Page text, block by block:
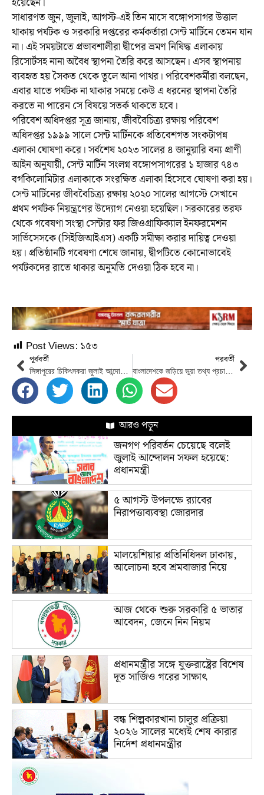
সাধারণত জুন, জুলাই, আগস্ট-এই তিন মাসে বঙ্গোপসাগর উত্তাল
থাকায় পর্যটক ও সরকারি দপ্তরের কর্মকর্তারা সেন্ট মার্টিনে তেমন যান
না। এই সময়টাতে প্রভাবশালীরা দ্বীপের ভ্রমণ নিষিদ্ধ এলাকায়
রিসোর্টসহ নানা অবৈধ স্থাপনা তৈরি করে আসছেন। এসব স্থাপনায়
ব্যবহৃত হয় সৈকত থেকে তুলে আনা পাথর। পরিবেশকর্মীরা বলছেন,
এবার যাতে পর্যটক না থাকার সময়ে কেউ এ ধরনের স্থাপনা তৈরি
করতে না পারেন সে বিষয়ে সতর্ক থাকতে হবে।
পরিবেশ অধিদপ্তর সূত্র জানায়, জীববৈচিত্র্য রক্ষায় পরিবেশ
অধিদপ্তর ১৯৯৯ সালে সেন্ট মার্টিনকে প্রতিবেশগত সংকটাপন্ন
এলাকা ঘোষণা করে। সর্বশেষ ২০২৩ সালের ৪ জানুয়ারি বন্য প্রাণী
আইন অনুযায়ী, সেন্ট মার্টিন সংলগ্ন বঙ্গোপসাগরের ১ হাজার ৭৪৩
বর্গকিলোমিটার এলাকাকে সংরক্ষিত এলাকা হিসেবে ঘোষণা করা হয়।
সেন্ট মার্টিনের জীববৈচিত্র্য রক্ষায় ২০২০ সালের আগস্টে সেখানে
প্রথম পর্যটক নিয়ন্ত্রণের উদ্যোগ নেওয়া হয়েছিল। সরকারের তরফ
থেকে গবেষণা সংস্থা সেন্টার ফর জিওগ্রাফিক্যাল ইনফরমেশন
সার্ভিসেসকে (সিইজিআইএস) একটি সমীক্ষা করার দায়িত্ব দেওয়া
হয়। প্রতিষ্ঠানটি গবেষণা শেষে জানায়, দ্বীপটিতে কোনোভাবেই
পর্যটকদের রাতে থাকার অনুমতি দেওয়া ঠিক হবে না।
Post Views: ১৫৩
পূর্ববর্তী পরবর্তী
বাংলাদেশকে জড়িয়ে ভুয়া তথ্য প্রচারের ২৭১টি প্রমাণ মিলেছে: রিউমার স্ক্যানার
আরও পড়ুন
জনগণ পরিবর্তন চেয়েছে বলেই
জুলাই আন্দোলন সফল হয়েছে:
প্রধানমন্ত্রী
৫ আগস্ট উপলক্ষে র‌্যাবের
নিরাপত্তাব্যবস্থা জোরদার
মালয়েশিয়ার প্রতিনিধিদল ঢাকায়,
আলোচনা হবে শ্রমবাজার নিয়ে
আজ থেকে শুরু সরকারি ৫ ভাতার
আবেদন, জেনে নিন নিয়ম
প্রধানমন্ত্রীর সঙ্গে যুক্তরাষ্ট্রের বিশেষ
দূত সার্জিও গরের সাক্ষাৎ
বন্ধ শিল্পকারখানা চালুর প্রক্রিয়া
২০২৬ সালের মধ্যেই শেষ কারার
নির্দেশ প্রধানমন্ত্রীর